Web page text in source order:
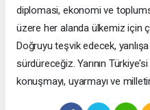
diplomasi, ekonomi ve
üzere her alanda ülkemiz için
Doğruyu teşvik edecek,
sürdüreceğiz. Yarının
konuşmayı, uyarmayı ve